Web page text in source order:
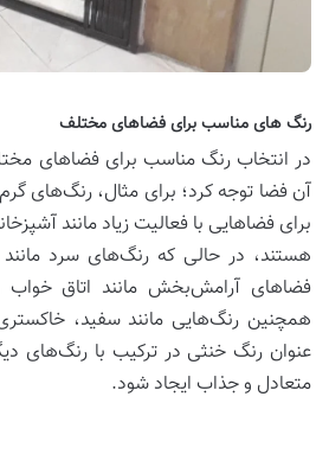
رنگ های مناسب برای فضاهای مختلف
در انتخاب رنگ مناسب برای فضاهای
آن فضا توجه کرد؛ برای مثال، رنگ‌های گرم
برای فضاهایی با فعالیت زیاد مانند
هستند، در حالی که رنگ‌های سرد
فضاهای آرامش‌بخش مانند اتاق خواب
همچنین رنگ‌هایی مانند سفید،
عنوان رنگ خنثی در ترکیب با رنگ‌های
متعادل و جذاب ایجاد شود.